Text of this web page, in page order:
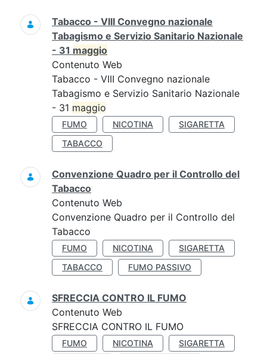
Tabacco - VIII Convegno nazionale
Tabagismo e Servizio Sanitario Nazionale
- 31 maggio
Contenuto Web
Tabacco - VIII Convegno nazionale
Tabagismo e Servizio Sanitario Nazionale
- 31 maggio
FUMO NICOTINA
SIGARETTA
TABACCO
Convenzione Quadro per il Controllo del
Tabacco
Contenuto Web
Convenzione Quadro per il Controllo del
Tabacco
FUMO NICOTINA
SIGARETTA
TABACCO
FUMO PASSIVO
SFRECCIA CONTRO IL FUMO
Contenuto Web
SFRECCIA CONTRO IL FUMO
FUMO NICOTINA
SIGARETTA